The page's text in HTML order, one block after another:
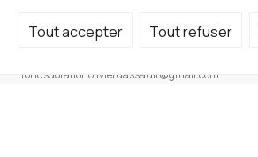
Tout accepter Tout refuser
Not a Gallery
fondsdotationolivierdassault@gmail.com